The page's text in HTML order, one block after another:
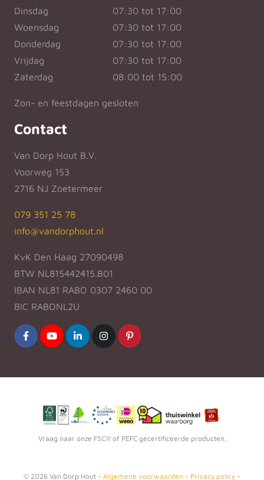
Dinsdag
07:30 tot 17:00
Woensdag
07:30 tot 17:00
Donderdag
07:30 tot 17:00
Vrijdag
07:30 tot 17:00
Zaterdag
08:00 tot 15:00
Zon- en feestdagen gesloten
Contact
Van Dorp Hout B.V.
Voorweg 153
2716 NJ Zoetermeer
079 351 25 78
info@vandorphout.nl
KvK Den Haag 27090498
BTW NL815442415.B01
IBAN NL81 RABO 0307 2460 00
BIC RABONL2U
Vraag naar onze FSC® of PEFC gecertificeerde producten.
© 2026 Van Dorp Hout - Algemene voorwaarden - Privacy policy -